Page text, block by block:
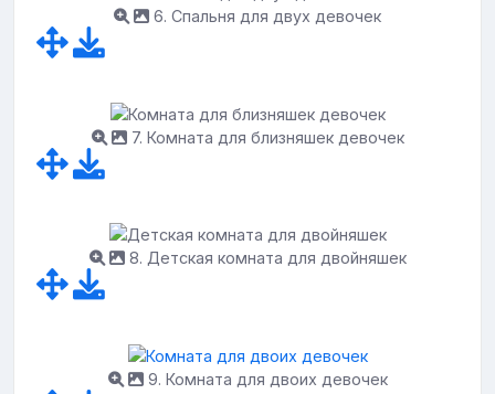
6. Спальня для двух девочек
7. Комната для близняшек девочек
8. Детская комната для двойняшек
9. Комната для двоих девочек